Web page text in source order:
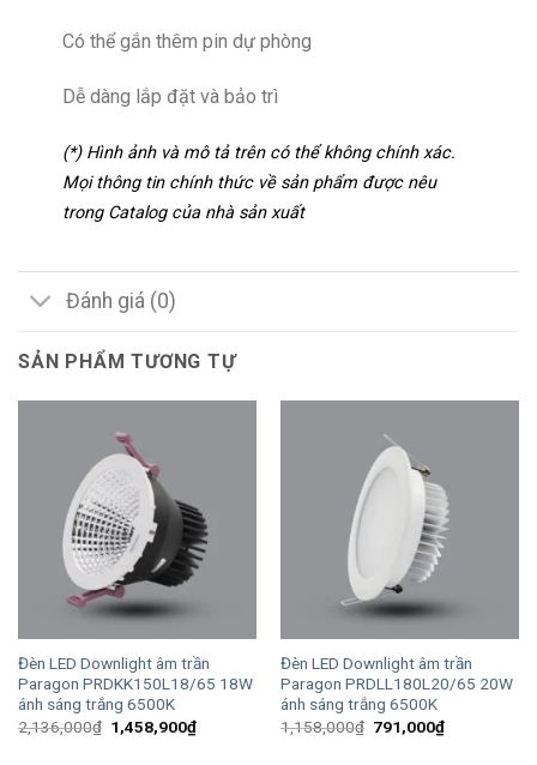
Có thể gắn thêm pin dự phòng
Dễ dàng lắp đặt và bảo trì
(*) Hình ảnh và mô tả trên có thể không chính xác.
Mọi thông tin chính thức về sản phẩm được nêu
trong Catalog của nhà sản xuất
Đánh giá (0)
SẢN PHẨM TƯƠNG TỰ
Đèn LED Downlight âm trần
Paragon PRDKK150L18/65 18W
ánh sáng trắng 6500K
2,136,000₫ Giá
gốc
1,458,900₫Giá
hiện
Đèn LED Downlight âm trần
Paragon PRDLL180L20/65 20W
ánh sáng trắng 6500K
1,158,000₫ Giá
791,000₫Giá
hiện